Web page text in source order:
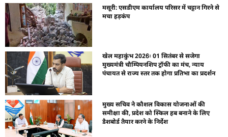
मसूरी: एसडीएम कार्यालय परिसर में चट्टान गिरने से
मचा हड़कंप
खेल महाकुंभ 2026ः 01 सितंबर से सजेगा
मुख्यमंत्री चौम्पियनशिप ट्रॉफी का मंच, न्याय
पंचायत से राज्य स्तर तक होगा प्रतिभा का प्रदर्शन
मुख्य सचिव ने कौशल विकास योजनाओं की
समीक्षा की, प्रदेश को स्किल हब बनाने के लिए
डैशबोर्ड तैयार करने के निर्देश